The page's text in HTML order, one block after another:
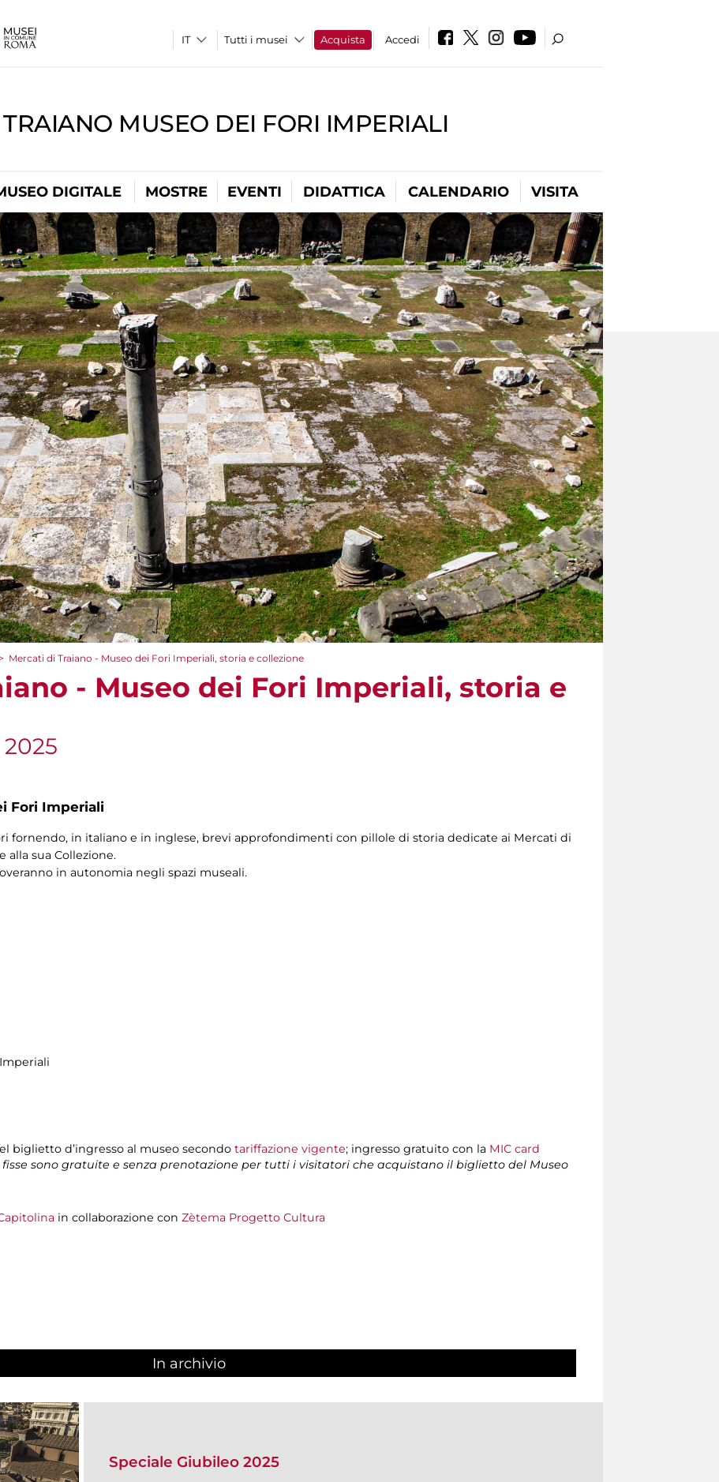
Tutti i musei Acquista Accedi
MUSEO DEI FORI IMPERIALI
DIGITALE MOSTRE EVENTI DIDATTICA CALENDARIO VISITA
Mercati di Traiano - Museo dei Fori Imperiali, storia e collezione
- Museo dei Fori Imperiali, storia e
Fori Imperiali
fornendo, in italiano e in inglese, brevi approfondimenti con pillole di storia dedicate ai Mercati di
alla sua Collezione.
in autonomia negli spazi museali.
biglietto d’ingresso al museo secondo tariffazione vigente; ingresso gratuito con la MIC card
sono gratuite e senza prenotazione per tutti i visitatori che acquistano il biglietto del Museo
in collaborazione con Zètema Progetto Cultura
In archivio
Speciale Giubileo 2025